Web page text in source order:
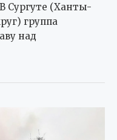
Сургуте (Ханты-
группа
над